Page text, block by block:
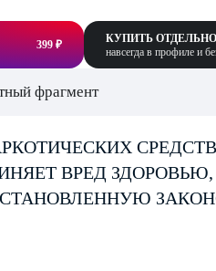
399 ₽
КУПИТЬ ОТДЕЛЬНО
навсегда в профиле и
фрагмент
ВРЕД